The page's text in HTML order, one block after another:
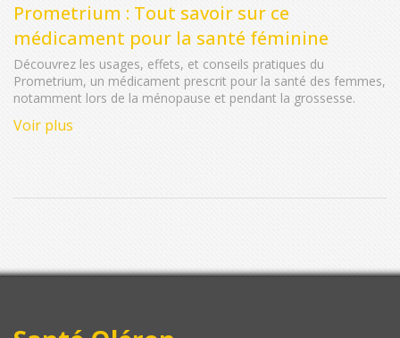
Prometrium : Tout savoir sur ce
médicament pour la santé féminine
Découvrez les usages, effets, et conseils pratiques du
Prometrium, un médicament prescrit pour la santé des femmes,
notamment lors de la ménopause et pendant la grossesse.
Voir plus